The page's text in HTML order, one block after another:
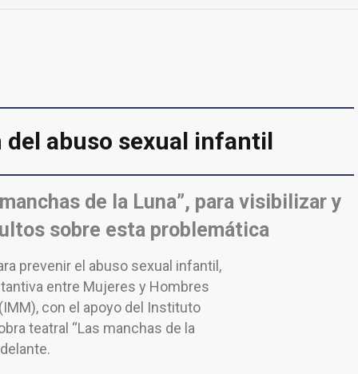
abuso sexual infantil
de la Luna”, para visibilizar y
sobre esta problemática
prevenir el abuso sexual infantil,
entre Mujeres y Hombres
con el apoyo del Instituto
teatral “Las manchas de la